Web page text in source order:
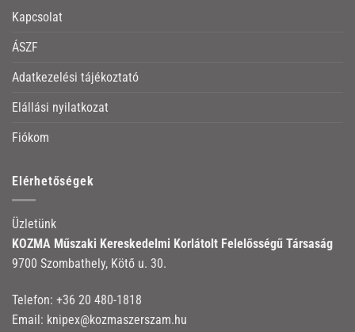
Kapcsolat
ÁSZF
Adatkezelési tájékoztató
Elállási nyilatkozat
Fiókom
Elérhetőségek
Üzletünk
KOZMA Műszaki Kereskedelmi Korlátolt Felelősségű Társaság
9700 Szombathely, Kötő u. 30.
Telefon: +36 20 480-1818
Email: knipex@kozmaszerszam.hu